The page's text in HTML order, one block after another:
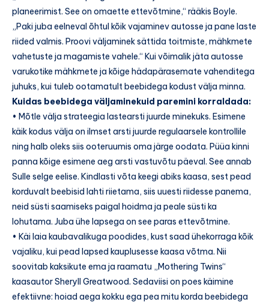
planeerimist. See on omaette ettevõtmine,“ rääkis Boyle.
„Paki juba eelneval õhtul kõik vajaminev autosse ja pane laste
riided valmis. Proovi väljaminek sättida toitmiste, mähkmete
vahetuste ja magamiste vahele.“ Kui võimalik jäta autosse
varukotike mähkmete ja kõige hädapärasemate vahenditega
juhuks, kui tuleb ootamatult beebidega kodust välja minna.
Kuidas beebidega väljaminekuid paremini korraldada:
• Mõtle välja strateegia lastearsti juurde minekuks. Esimene
käik kodus välja on ilmset arsti juurde regulaarsele kontrollile
ning halb oleks siis ooteruumis oma järge oodata. Püüa kinni
panna kõige esimene aeg arsti vastuvõtu päeval. See annab
Sulle selge eelise. Kindlasti võta keegi abiks kaasa, sest pead
korduvalt beebisid lahti riietama, siis uuesti riidesse panema,
neid süsti saamiseks paigal hoidma ja peale süsti ka
lohutama. Juba ühe lapsega on see paras ettevõtmine.
• Käi laia kaubavalikuga poodides, kust saad ühekorraga kõik
vajaliku, kui pead lapsed kauplusesse kaasa võtma. Nii
soovitab kaksikute ema ja raamatu „Mothering Twins“
kaasautor Sheryll Greatwood. Sedaviisi on poes käimine
efektiivne: hoiad aega kokku ega pea mitu korda beebidega